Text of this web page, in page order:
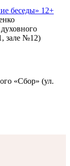
беседы» 12+
зале №12)
«Сбор» (ул.